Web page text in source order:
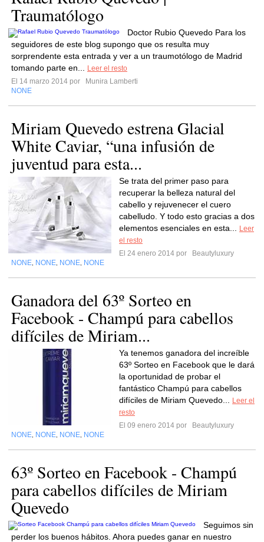
Traumatólogo
Doctor Rubio Quevedo Para los
seguidores de este blog supongo que os resulta muy
sorprendente esta entrada y ver a un traumotólogo de Madrid
tomando parte en...
Leer el resto
El 14 marzo 2014 por
Munira Lamberti
NONE
Miriam Quevedo estrena Glacial
White Caviar, “una infusión de
juventud para esta...
Se trata del primer paso para
recuperar la belleza natural del
cabello y rejuvenecer el cuero
cabelludo. Y todo esto gracias a dos
elementos esenciales en esta...
Leer
el resto
El 24 enero 2014 por
Beautyluxury
NONE NONE NONE NONE
Ganadora del 63º Sorteo en
Facebook - Champú para cabellos
difíciles de Miriam...
Ya tenemos ganadora del increíble
63º Sorteo en Facebook que le dará
la oportunidad de probar el
fantástico Champú para cabellos
difíciles de Miriam Quevedo...
Leer el
resto
El 09 enero 2014 por
Beautyluxury
NONE NONE NONE NONE
63º Sorteo en Facebook - Champú
para cabellos difíciles de Miriam
Quevedo
Seguimos sin
perder los buenos hábitos. Ahora puedes ganar en nuestro